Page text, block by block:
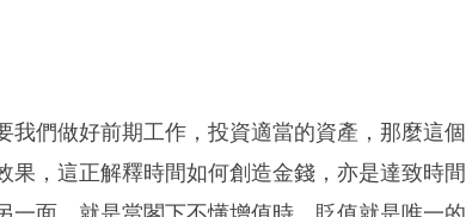
我們做好前期工作，投資適當的資產，那麼這
果，這正解釋時間如何創造金錢，亦是達致時